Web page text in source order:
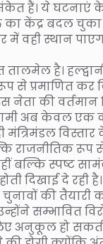
हैं। ये घटनाएं
का केंद्र बदल
में वही स्थान
है। हल्द्वानी
प्रमाणित कर
नेता की
अब केवल एक
विस्तार
रूप से
बल्कि स्पष्ट
दिखाई दे रही है।
की तैयारी
सम्भावित
अनुकूल हो